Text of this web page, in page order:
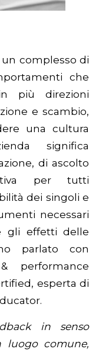
complesso di
che
più direzioni
e scambio,
una cultura
significa
di ascolto
per tutti
dei singoli e
necessari
gli effetti delle
parlato con
performance
esperta di
in senso
luogo comune,